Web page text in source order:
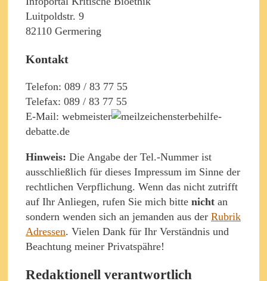
Luitpoldstr. 9
82110 Germering
Kontakt
Telefon: 089 / 83 77 55
Telefax: 089 / 83 77 55
E-Mail: webmeister
sterbehilfe-
debatte.de
Hinweis: Die Angabe der Tel.-Nummer ist
ausschließlich für dieses Impressum im Sinne der
rechtlichen Verpflichung. Wenn das nicht zutrifft
auf Ihr Anliegen, rufen Sie mich bitte nicht an
sondern wenden sich an jemanden aus der Rubrik
Adressen. Vielen Dank für Ihr Verständnis und
Beachtung meiner Privatspähre!
Redaktionell verantwortlich